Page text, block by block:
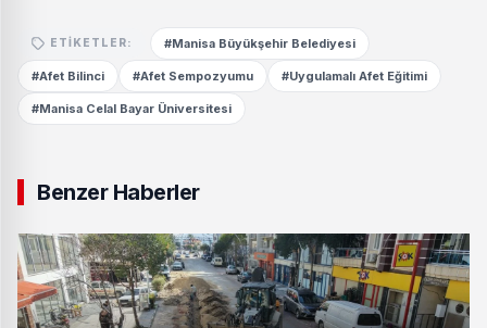
ETIKETLER: #Manisa Büyükşehir Belediyesi
#Afet Bilinci #Afet Sempozyumu #Uygulamalı Afet Eğitimi
#Manisa Celal Bayar Üniversitesi
Benzer Haberler